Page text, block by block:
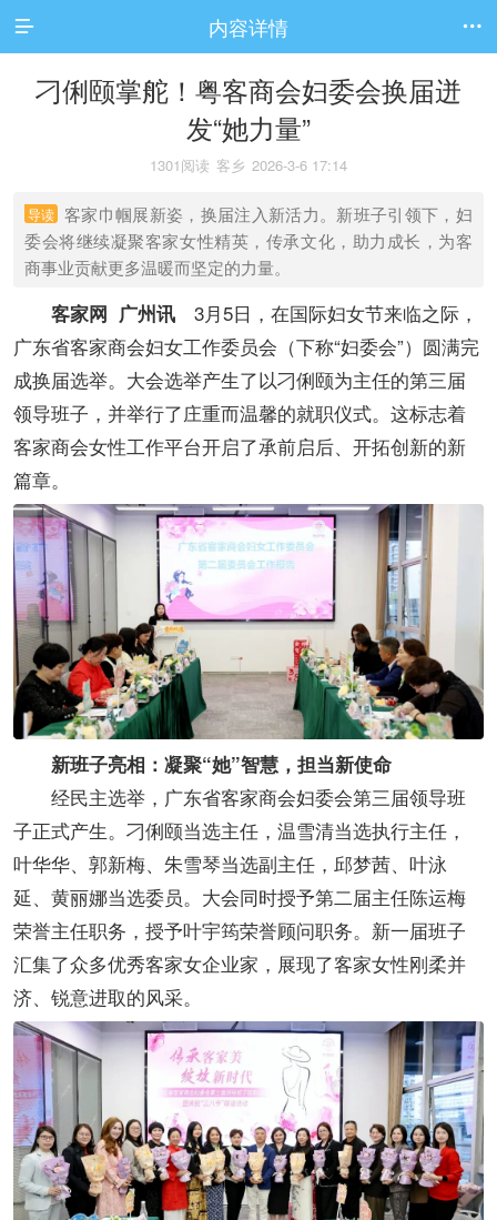
 内容详情 
刁俐颐掌舵！粤客商会妇委会换届迸
发“她力量”
1301阅读 客乡 2026-3-6 17:14
导读 客家巾帼展新姿，换届注入新活力。新班子引领下，妇
委会将继续凝聚客家女性精英，传承文化，助力成长，为客
商事业贡献更多温暖而坚定的力量。
客家网 广州讯 3月5日，在国际妇女节来临之际，
广东省客家商会妇女工作委员会（下称“妇委会”）圆满完
成换届选举。大会选举产生了以刁俐颐为主任的第三届
领导班子，并举行了庄重而温馨的就职仪式。这标志着
客家商会女性工作平台开启了承前启后、开拓创新的新
篇章。
新班子亮相：凝聚“她”智慧，担当新使命
经民主选举，广东省客家商会妇委会第三届领导班
子正式产生。刁俐颐当选主任，温雪清当选执行主任，
叶华华、郭新梅、朱雪琴当选副主任，邱梦茜、叶泳
延、黄丽娜当选委员。大会同时授予第二届主任陈运梅
荣誉主任职务，授予叶宇筠荣誉顾问职务。新一届班子
汇集了众多优秀客家女企业家，展现了客家女性刚柔并
济、锐意进取的风采。